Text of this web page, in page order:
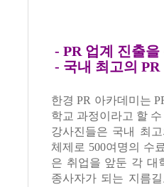
- PR 업계 진출
- 국내 최고의
한경 PR 아카데미는
학교 과정이라고 할
강사진들은 국내 최
체제로 500여명의 수
은 취업을 앞둔 각 대
종사자가 되는 지름